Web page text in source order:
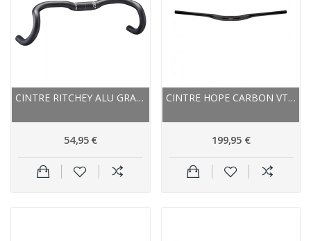
CINTRE RITCHEY ALU GRAVEL COMP ERGOMAX DI2...
54,95 €
CINTRE HOPE CARBON VTT RELEVÉ CARBON HANDLEBAR...
199,95 €